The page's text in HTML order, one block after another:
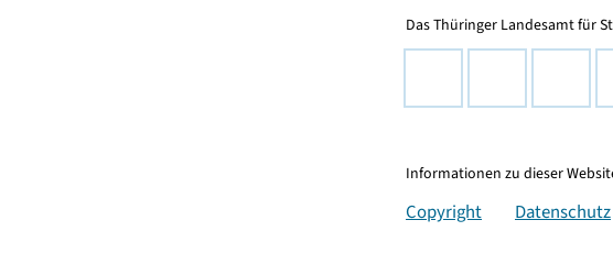
Das Thüringer Landesamt für
Informationen zu dieser
Copyright Datenschutz